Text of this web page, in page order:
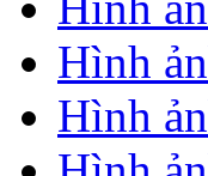
Hình
Hình